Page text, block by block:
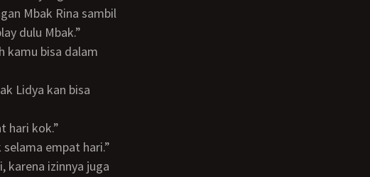
Mbak Rina sambil
dulu Mbak.”
hari kok.”
selama empat hari.”